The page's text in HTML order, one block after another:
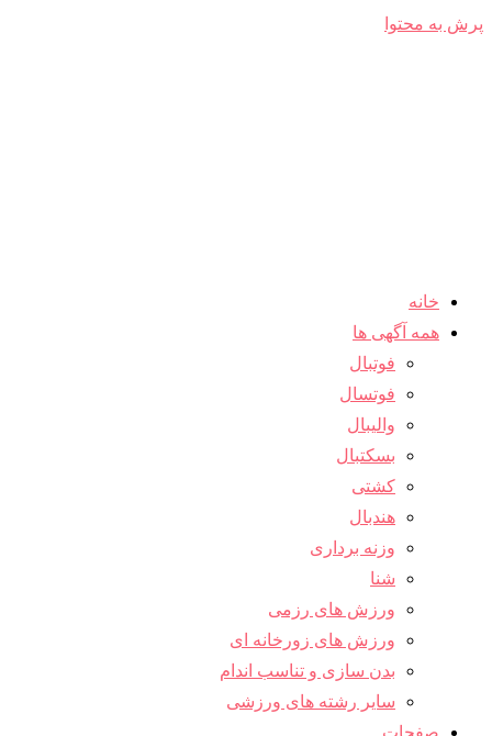
پرش به محتوا
خانه
همه آگهی ها
فوتبال
فوتسال
والیبال
بسکتبال
کشتی
هندبال
وزنه برداری
شنا
ورزش های رزمی
ورزش های زورخانه ای
بدن سازی و تناسب اندام
سایر رشته های ورزشی
صفحات